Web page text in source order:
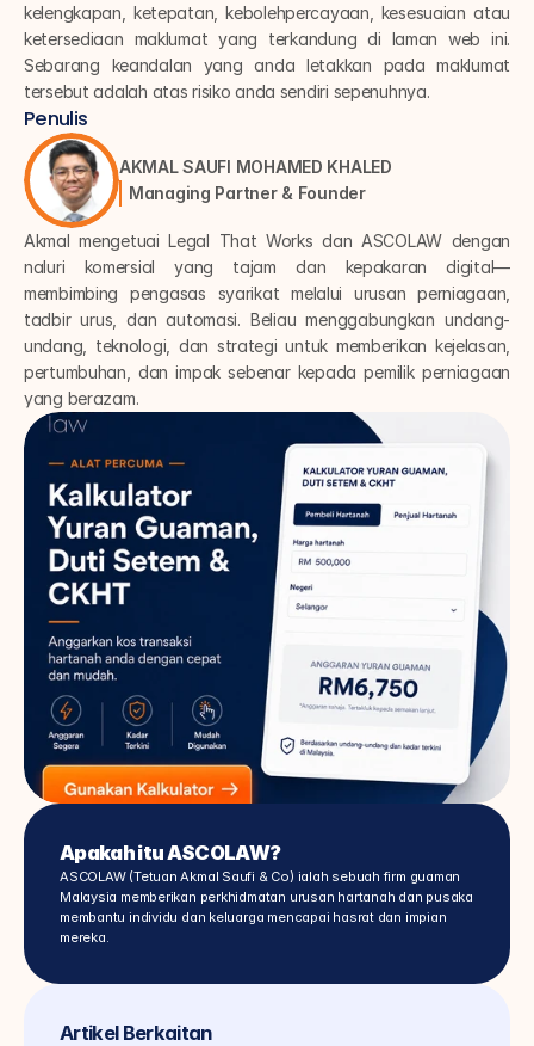
kelengkapan, ketepatan, kebolehpercayaan, kesesuaian atau
ketersediaan maklumat yang terkandung di laman web ini.
Sebarang keandalan yang anda letakkan pada maklumat
tersebut adalah atas risiko anda sendiri sepenuhnya.
Penulis
AKMAL SAUFI MOHAMED KHALED
Managing Partner & Founder
Akmal mengetuai Legal That Works dan ASCOLAW dengan
naluri komersial yang tajam dan kepakaran digital—
membimbing pengasas syarikat melalui urusan perniagaan,
tadbir urus, dan automasi. Beliau menggabungkan undang-
undang, teknologi, dan strategi untuk memberikan kejelasan,
pertumbuhan, dan impak sebenar kepada pemilik perniagaan
yang berazam.
Apakah itu ASCOLAW?
ASCOLAW (Tetuan Akmal Saufi & Co) ialah sebuah firm guaman
Malaysia memberikan perkhidmatan urusan hartanah dan pusaka
membantu individu dan keluarga mencapai hasrat dan impian
mereka.
Artikel Berkaitan